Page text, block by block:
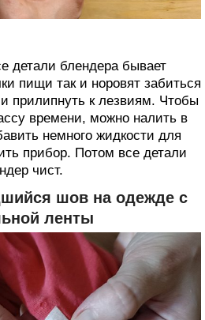
детали блендера бывает
пищи так и норовят забиться
прилипнуть к лезвиям. Чтобы
времени, можно налить в
немного жидкости для
прибор. Потом все детали
чист.
шов на одежде с
ленты